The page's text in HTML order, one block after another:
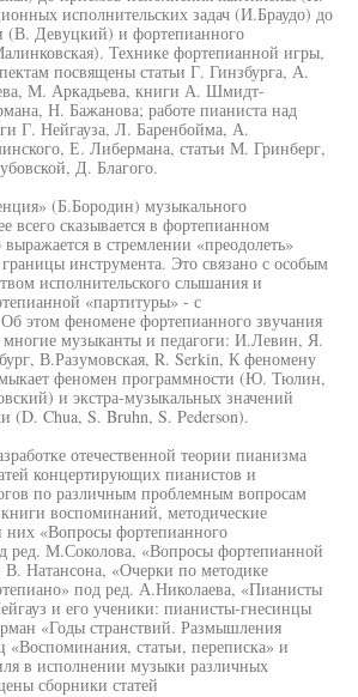
исполнительских задач (И.Браудо) до
(В. Девуцкий) и фортепианного
Технике фортепианной игры,
посвящены статьи Г. Гинзбурга, А.
М. Аркадьева, книги А. Шмидт-
Н. Бажанова; работе пианиста над
Г. Нейгауза, Л. Баренбойма, А.
Е. Либермана, статьи М. Гринберг,
Д. Благого.
(Б.Бородин) музыкального
всего сказывается в фортепианном
в стремлении «преодолеть»
инструмента. Это связано с особым
исполнительского слышания и
«партитуры» - с
Об этом феномене фортепианного звучания
музыканты и педагоги: И.Левин, Я.
В.Разумовская, R. Serkin, К феномену
феномен программности (Ю. Тюлин,
и экстра-музыкальных значений
(D. Chua, S. Bruhn, S. Pederson).
отечественной теории пианизма
концертирующих пианистов и
по различным проблемным вопросам
воспоминаний, методические
них «Вопросы фортепианного
ред. М.Соколова, «Вопросы фортепианной
В. Натансона, «Очерки по методике
под ред. А.Николаева, «Пианисты
и его ученики: пианисты-гнесинцы
«Годы странствий. Размышления
статьи, переписка» и
в исполнении музыки различных
сборники статей